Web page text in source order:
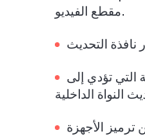
مقطع الفيديو.